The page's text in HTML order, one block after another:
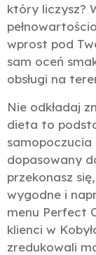
który liczysz?
wprost pod
sam oceń
obsługi na
Nie odkładaj
dieta to
dopasowany
przekonasz
wygodne i
menu Perfect
klienci w
zredukowali